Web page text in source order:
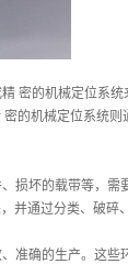
密的机械定位系统
的机械定位系统
坏的载带等，需
并通过分类、破碎
确的生产。这些